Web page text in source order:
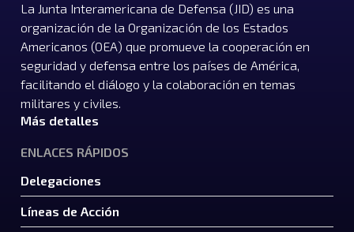
La Junta Interamericana de Defensa (JID) es una
organización de la Organización de los Estados
Americanos (OEA) que promueve la cooperación en
seguridad y defensa entre los países de América,
facilitando el diálogo y la colaboración en temas
militares y civiles.
Más detalles
ENLACES RÁPIDOS
Delegaciones
Líneas de Acción